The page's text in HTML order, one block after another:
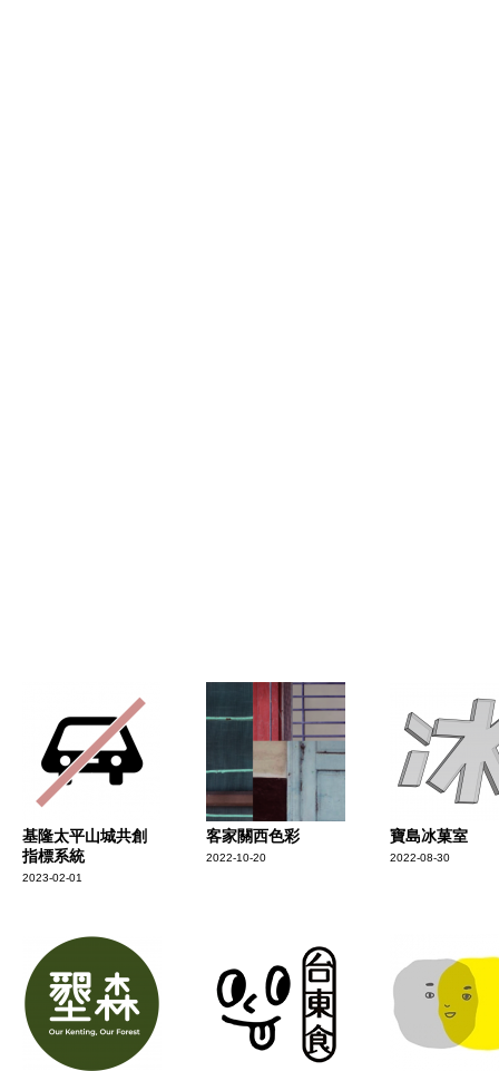
基隆太平山城共創
指標系統
2023-02-01
客家關西色彩
2022-10-20
寶島冰菓室
2022-08-30